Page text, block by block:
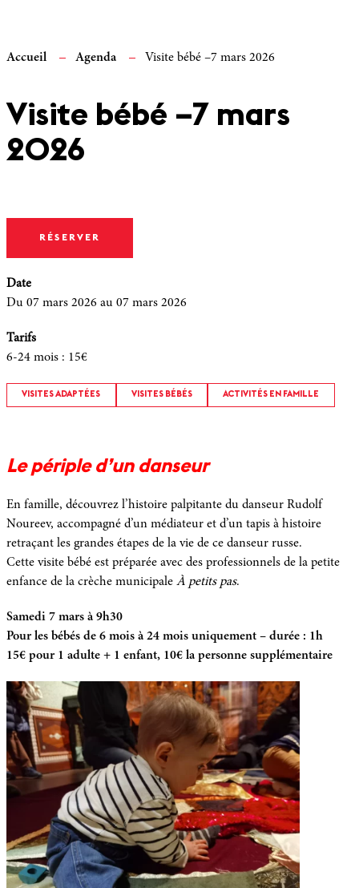
Accueil Agenda Visite bébé –7 mars 2026
Visite bébé –7 mars
2026
RÉSERVER
Date
Du 07 mars 2026 au 07 mars 2026
Tarifs
6-24 mois : 15€
VISITES ADAPTÉES VISITES BÉBÉS ACTIVITÉS EN FAMILLE
Le périple d’un danseur
En famille, découvrez l’histoire palpitante du danseur Rudolf
Noureev, accompagné d’un médiateur et d’un tapis à histoire
retraçant les grandes étapes de la vie de ce danseur russe.
Cette visite bébé est préparée avec des professionnels de la petite
enfance de la crèche municipale À petits pas.
Samedi 7 mars à 9h30
Pour les bébés de 6 mois à 24 mois uniquement – durée : 1h
15€ pour 1 adulte + 1 enfant, 10€ la personne supplémentaire